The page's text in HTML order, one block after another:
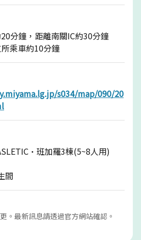
分鐘，距離南關IC約30分鐘
乘車約10分鐘
s034/map/090/20
班加羅3棟(5~8人用)
間
。最新訊息請透過官方網站確認。